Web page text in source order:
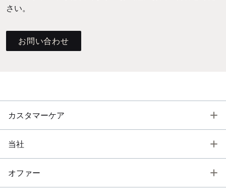
さい。
お問い合わせ
カスタマーケア
当社
オファー